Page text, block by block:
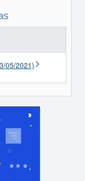
05/2021)